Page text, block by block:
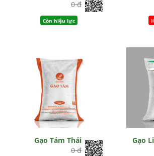
0 đ
Còn hiệu lực
Gạo Tám Thái
0 đ
Gạo